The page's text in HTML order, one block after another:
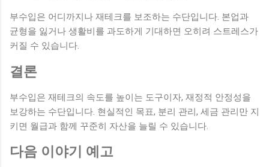
부수입은 어디까지나 재테크를 보조하는 수단입니다. 본업과
균형을 잃거나 생활비를 과도하게 기대하면 오히려 스트레스가
커질 수 있습니다.
결론
부수입은 재테크의 속도를 높이는 도구이자, 재정적 안정성을
보강하는 수단입니다. 현실적인 목표, 분리 관리, 세금 관리만 지
키면 월급과 함께 꾸준히 자산을 늘릴 수 있습니다.
다음 이야기 예고